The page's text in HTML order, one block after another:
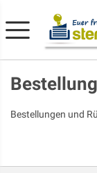
Bestellungen und